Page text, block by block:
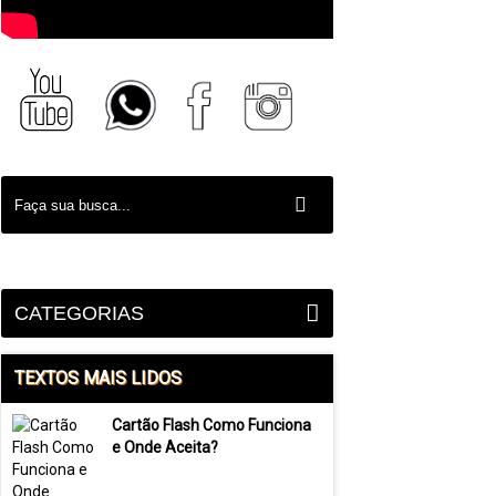
CATEGORIAS
TEXTOS MAIS LIDOS
Cartão Flash Como Funciona
e Onde Aceita?